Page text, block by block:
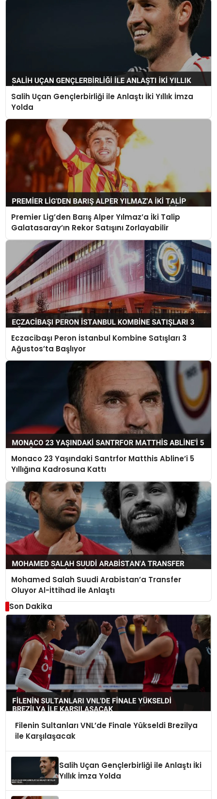
Salih Uçan Gençlerbirliği ile Anlaştı İki Yıllık İmza
Yolda
Premier Lig’den Barış Alper Yılmaz’a İki Talip
Galatasaray’ın Rekor Satışını Zorlayabilir
Eczacibaşı Peron İstanbul Kombine Satışları 3
Ağustos’ta Başlıyor
Monaco 23 Yaşındaki Santrfor Matthis Abline’i 5
Yıllığına Kadrosuna Kattı
Mohamed Salah Suudi Arabistan’a Transfer
Oluyor Al-İttihad ile Anlaştı
Son Dakika
Filenin Sultanları VNL’de Finale Yükseldi Brezilya
ile Karşılaşacak
Salih Uçan Gençlerbirliği ile Anlaştı İki
Yıllık İmza Yolda